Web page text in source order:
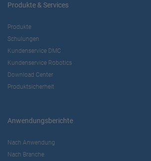
Produkte & Services
Produkte
Schulungen
Kundenservice DMC
Kundenservice Robotics
Download Center
Produktsicherheit
Anwendungsberichte
Nach Anwendung
Nach Branche